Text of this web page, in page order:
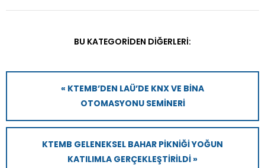
BU KATEGORIDEN DIĞERLERI:
« KTEMB’DEN LAÜ’DE KNX VE BINA
OTOMASYONU SEMINERI
KTEMB GELENEKSEL BAHAR PIKNIĞI YOĞUN
KATILIMLA GERÇEKLEŞTIRILDI »